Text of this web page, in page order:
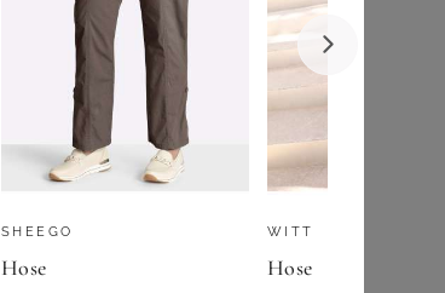
SHEEGO
Hose
WITT
Hose